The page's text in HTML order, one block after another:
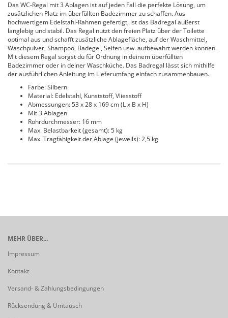
Das WC-Regal mit 3 Ablagen ist auf jeden Fall die perfekte Lösung, um
zusätzlichen Platz im überfüllten Badezimmer zu schaffen. Aus
hochwertigem Edelstahl-Rahmen gefertigt, ist das Badregal äußerst
langlebig und stabil. Das Regal nutzt den freien Platz über der Toilette
optimal aus und schafft zusätzliche Ablagefläche, auf der Waschmittel,
Waschpulver, Shampoo, Badegel, Seifen usw. aufbewahrt werden können.
Mit diesem Regal sorgst du für Ordnung in deinem überfüllten
Badezimmer oder in deiner Waschküche. Das Badregal lässt sich mithilfe
der ausführlichen Anleitung im Lieferumfang einfach zusammenbauen.
Farbe: Silbern
Material: Edelstahl, Kunststoff, Vliesstoff
Abmessungen: 53 x 28 x 169 cm (L x B x H)
Mit 3 Ablagen
Rohrdurchmesser: 16 mm
Max. Belastbarkeit (gesamt): 5 kg
Max. Tragfähigkeit der Ablage (jeweils): 2,5 kg
MEHR ÜBER...
Impressum
Kontakt
Versand- & Zahlungsbedingungen
Rücksendung & Umtausch